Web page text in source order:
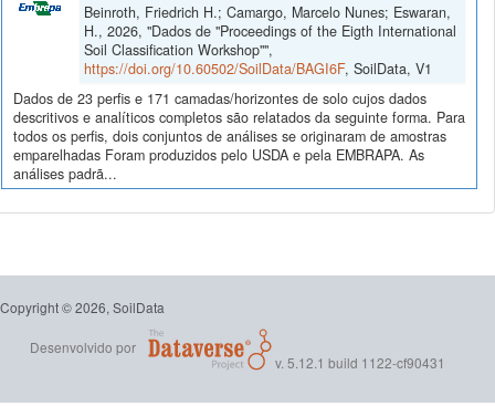
Beinroth, Friedrich H.; Camargo, Marcelo Nunes; Eswaran,
H., 2026, "Dados de "Proceedings of the Eigth International
Soil Classification Workshop"",
https://doi.org/10.60502/SoilData/BAGI6F, SoilData, V1
Dados de 23 perfis e 171 camadas/horizontes de solo cujos dados
descritivos e analíticos completos são relatados da seguinte forma. Para
todos os perfis, dois conjuntos de análises se originaram de amostras
emparelhadas Foram produzidos pelo USDA e pela EMBRAPA. As
análises padrã...
Copyright © 2026, SoilData
Desenvolvido por
v. 5.12.1 build 1122-cf90431